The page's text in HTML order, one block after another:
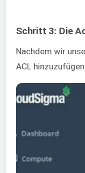
Schritt 3: Die
Nachdem wir
ACL